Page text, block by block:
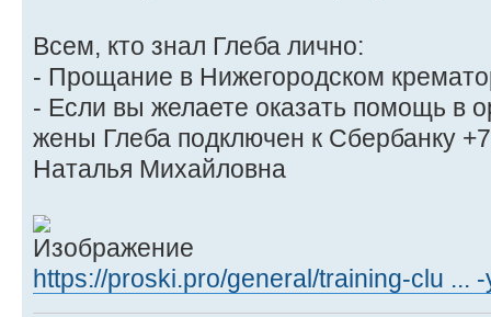
Всем, кто знал Глеба лично:
- Прощание в Нижегородском
- Если вы желаете оказать помощь в
жены Глеба подключен к Сбербанку
Наталья Михайловна
https://proski.pro/general/training-clu ...